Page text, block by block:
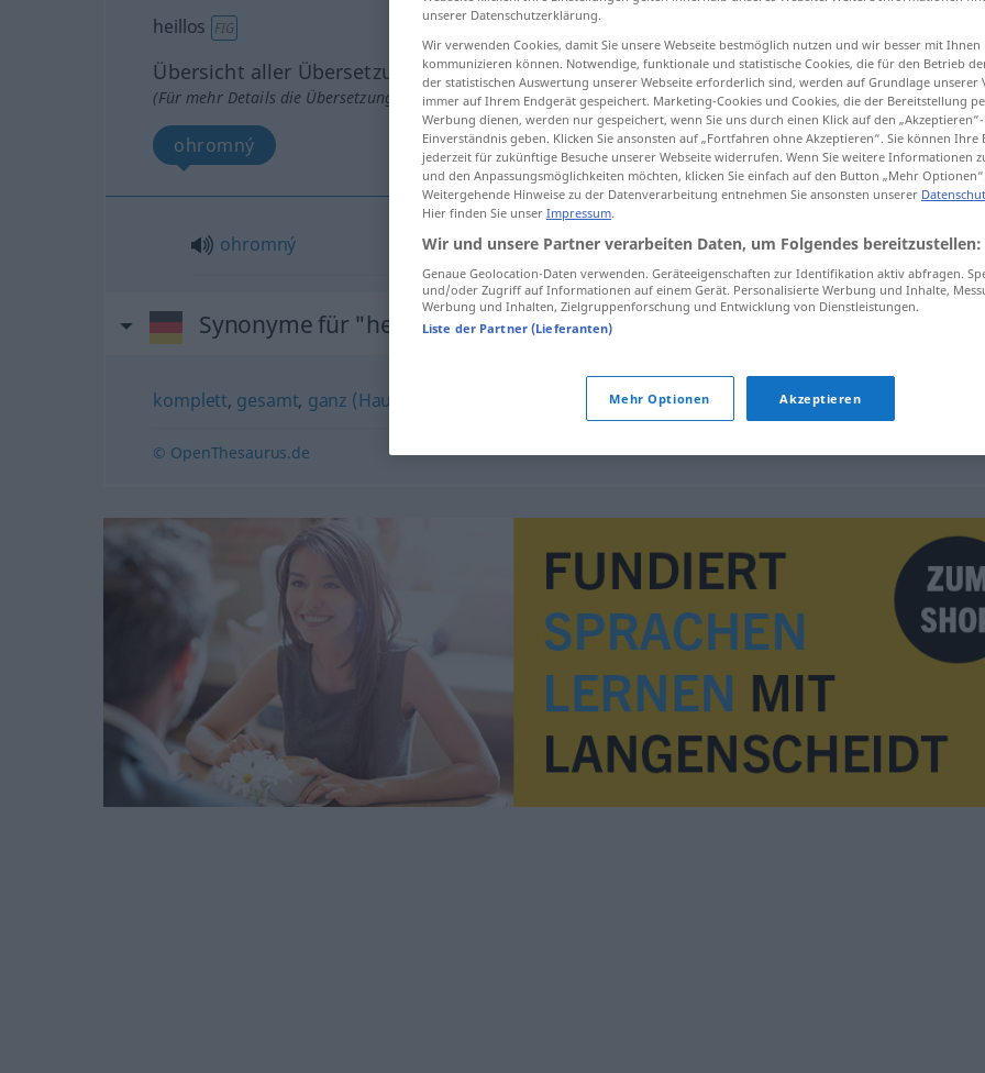
heillos FIG
Übersicht aller Übersetzungen
(Für mehr Details die Übersetzung anklicken/antippen)
ohromný
ohromný heillos
Synonyme für "heillos"
komplett, gesamt, ganz (Hauptform)
© OpenThesaurus.de
unserer Datenschutzerklärung.
Wir verwenden Cookies, damit Sie unsere Webseite bestmöglich nutzen und wir besser mit Ihnen
kommunizieren können. Notwendige, funktionale und statistische Cookies, die für den Betrieb
der statistischen Auswertung unserer Webseite erforderlich sind, werden auf Grundlage unserer
immer auf Ihrem Endgerät gespeichert. Marketing-Cookies und Cookies, die der Bereitstellung
Werbung dienen, werden nur gespeichert, wenn Sie uns durch einen Klick auf den
Einverständnis geben. Klicken Sie ansonsten auf „Fortfahren ohne Akzeptieren“. Sie können
jederzeit für zukünftige Besuche unserer Webseite widerrufen. Wenn Sie weitere Informationen
und den Anpassungsmöglichkeiten möchten, klicken Sie einfach auf den Button „Mehr
Weitergehende Hinweise zu der Datenverarbeitung entnehmen Sie ansonsten unserer
Hier finden Sie unser Impressum.
Wir und unsere Partner verarbeiten Daten, um Folgendes bereitzustellen:
Genaue Geolocation-Daten verwenden. Geräteeigenschaften zur Identifikation aktiv abfragen.
und/oder Zugriff auf Informationen auf einem Gerät. Personalisierte Werbung und Inhalte,
Werbung und Inhalten, Zielgruppenforschung und Entwicklung von Dienstleistungen.
Liste der Partner (Lieferanten)
Mehr Optionen Akzeptieren